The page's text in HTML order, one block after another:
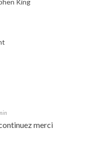
merci